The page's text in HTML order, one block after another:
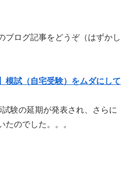
ブログ記事をどうぞ（はずかし
模試（自宅受験）をムダにして
験の延期が発表され、さらに
たのでした。。。